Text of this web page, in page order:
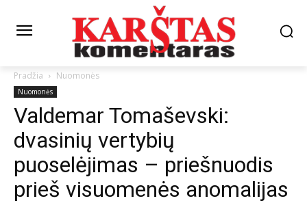
Pradžia Nuomonės
Nuomonės
Valdemar Tomaševski:
dvasinių vertybių
puoselėjimas – priešnuodis
prieš visuomenės anomalijas